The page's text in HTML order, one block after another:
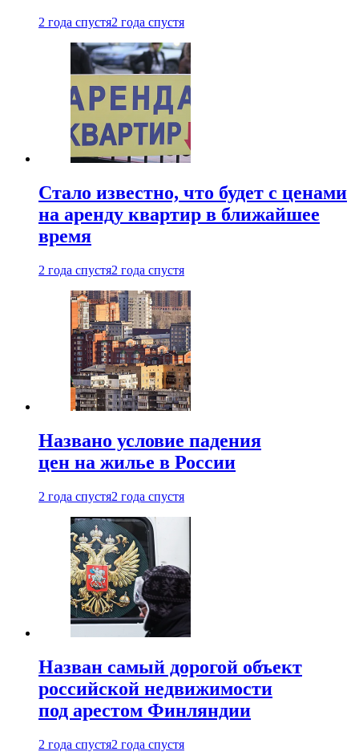
2 года спустя2 года спустя
Стало известно, что будет с ценами
на аренду квартир в ближайшее
время
2 года спустя2 года спустя
Названо условие падения
цен на жилье в России
2 года спустя2 года спустя
Назван самый дорогой объект
российской недвижимости
под арестом Финляндии
2 года спустя2 года спустя